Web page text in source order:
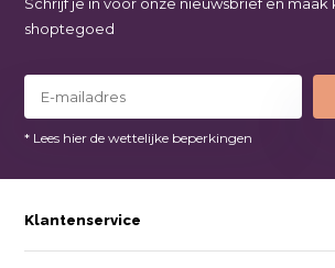
shoptegoed
* Lees hier de wettelijke beperkingen
Klantenservice